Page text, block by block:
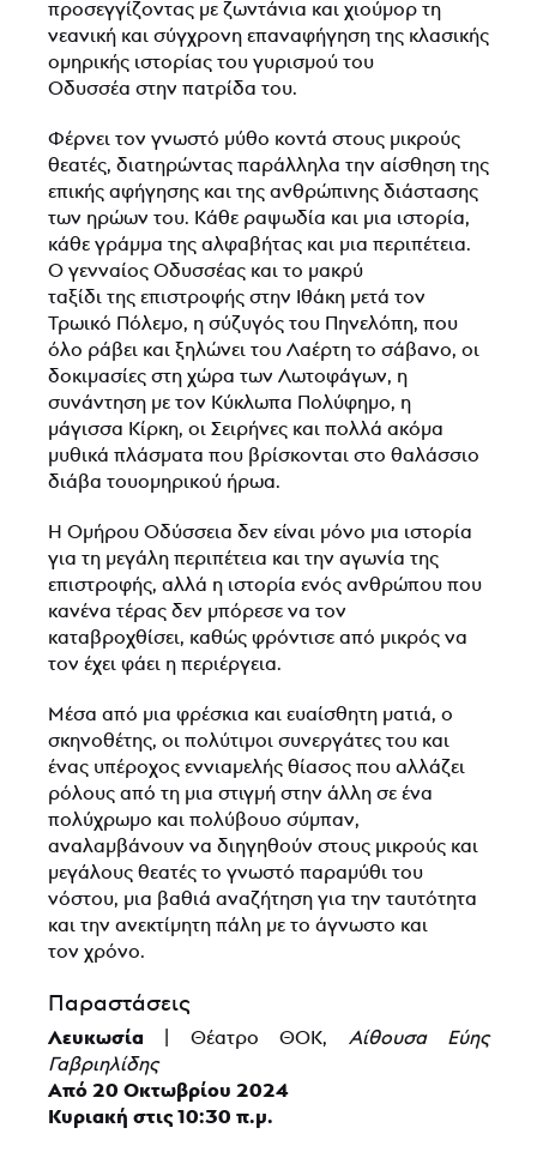
προσεγγίζοντας με ζωντάνια και χιούμορ τη
νεανική και σύγχρονη επαναφήγηση της κλασικής
ομηρικής ιστορίας του γυρισμού του
Οδυσσέα στην πατρίδα του.
Φέρνει τον γνωστό μύθο κοντά στους μικρούς
θεατές, διατηρώντας παράλληλα την αίσθηση της
επικής αφήγησης και της ανθρώπινης διάστασης
των ηρώων του. Κάθε ραψωδία και μια ιστορία,
κάθε γράμμα της αλφαβήτας και μια περιπέτεια.
Ο γενναίος Οδυσσέας και το μακρύ
ταξίδι της επιστροφής στην Ιθάκη μετά τον
Τρωικό Πόλεμο, η σύζυγός του Πηνελόπη, που
όλο ράβει και ξηλώνει του Λαέρτη το σάβανο, οι
δοκιμασίες στη χώρα των Λωτοφάγων, η
συνάντηση με τον Κύκλωπα Πολύφημο, η
μάγισσα Κίρκη, οι Σειρήνες και πολλά ακόμα
μυθικά πλάσματα που βρίσκονται στο θαλάσσιο
διάβα τουομηρικού ήρωα.
Η Ομήρου Οδύσσεια δεν είναι μόνο μια ιστορία
για τη μεγάλη περιπέτεια και την αγωνία της
επιστροφής, αλλά η ιστορία ενός ανθρώπου που
κανένα τέρας δεν μπόρεσε να τον
καταβροχθίσει, καθώς φρόντισε από μικρός να
τον έχει φάει η περιέργεια.
Μέσα από μια φρέσκια και ευαίσθητη ματιά, ο
σκηνοθέτης, οι πολύτιμοι συνεργάτες του και
ένας υπέροχος εννιαμελής θίασος που αλλάζει
ρόλους από τη μια στιγμή στην άλλη σε ένα
πολύχρωμο και πολύβουο σύμπαν,
αναλαμβάνουν να διηγηθούν στους μικρούς και
μεγάλους θεατές το γνωστό παραμύθι του
νόστου, μια βαθιά αναζήτηση για την ταυτότητα
και την ανεκτίμητη πάλη με το άγνωστο και
τον χρόνο.
Παραστάσεις
Λευκωσία | Θέατρο ΘΟΚ, Αίθουσα Εύης
Γαβριηλίδης
Από 20 Οκτωβρίου 2024
Κυριακή στις 10:30 π.μ.